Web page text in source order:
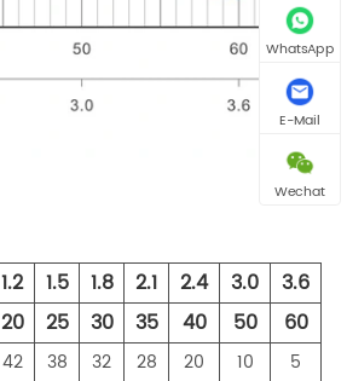
1.2 1.5 1.8 2.1 2.4 3.0
3.6
20 25 30 35 40 50
60
42 38 32 28 20 10 5
WhatsApp
E-Mail
Wechat